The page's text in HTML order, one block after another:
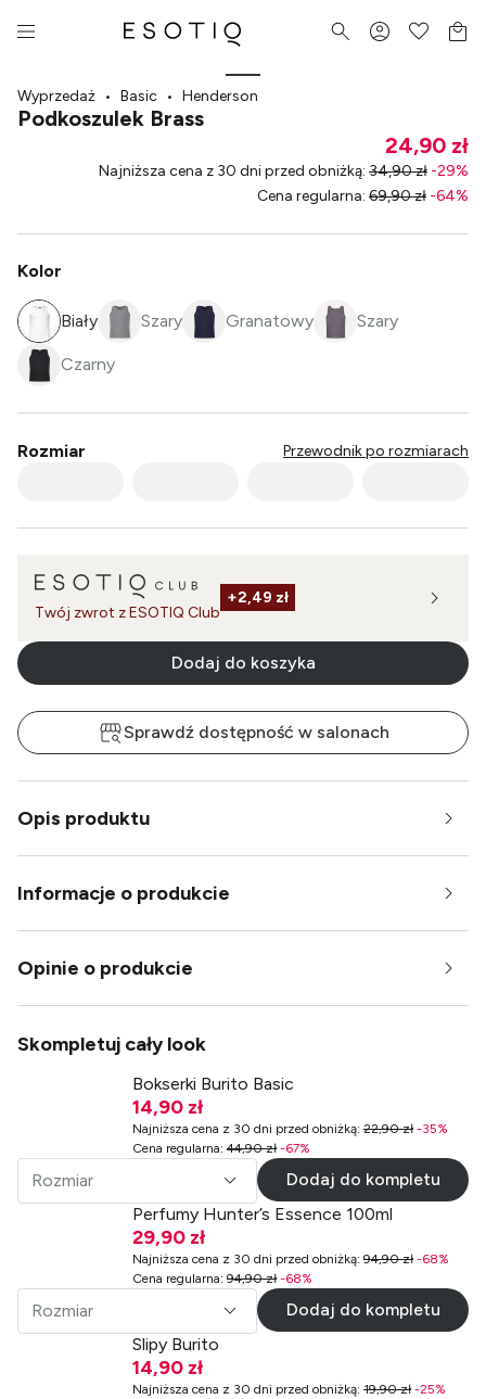
Wyprzedaż • Basic • Henderson
Podkoszulek Brass
24,90 zł
Najniższa cena z 30 dni przed obniżką: 34,90 zł -29%
Cena regularna: 69,90 zł -64%
Kolor
Biały Szary Granatowy Szary
Czarny
Rozmiar Przewodnik po rozmiarach
Twój zwrot z ESOTIQ Club
+2,49 zł
Dodaj do koszyka
Sprawdź dostępność w salonach
Opis produktu
Informacje o produkcie
Opinie o produkcie
Skompletuj cały look
Bokserki Burito Basic
14,90 zł
Najniższa cena z 30 dni przed obniżką: 22,90 zł -35%
Cena regularna: 44,90 zł -67%
Rozmiar
Dodaj do kompletu
Perfumy Hunter’s Essence 100ml
29,90 zł
Najniższa cena z 30 dni przed obniżką: 94,90 zł -68%
Cena regularna: 94,90 zł -68%
Rozmiar
Dodaj do kompletu
Slipy Burito
14,90 zł
Najniższa cena z 30 dni przed obniżką: 19,90 zł -25%